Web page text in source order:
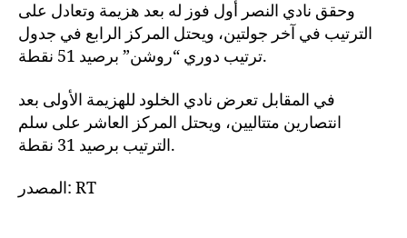
وحقق نادي النصر أول فوز له بعد هزيمة وتعادل على
الترتيب في آخر جولتين، ويحتل المركز الرابع في جدول
ترتيب دوري “روشن” برصيد 51 نقطة.
في المقابل تعرض نادي الخلود للهزيمة الأولى بعد
انتصارين متتاليين، ويحتل المركز العاشر على سلم
الترتيب برصيد 31 نقطة.
المصدر: RT